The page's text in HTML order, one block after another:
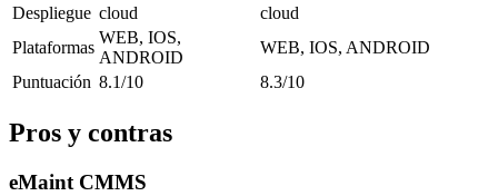
Despliegue cloud
cloud
Plataformas
WEB, IOS,
ANDROID
WEB, IOS, ANDROID
Puntuación 8.1/10 8.3/10
Pros y contras
eMaint CMMS